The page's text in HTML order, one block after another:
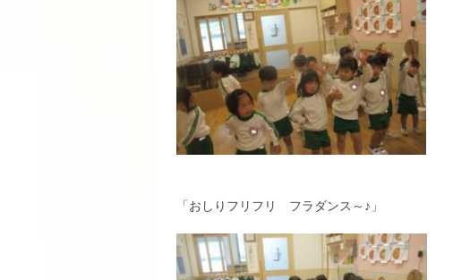
「おしりフリフリ フラダンス～♪」